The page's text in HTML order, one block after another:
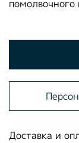
помолвочного
Доставка и